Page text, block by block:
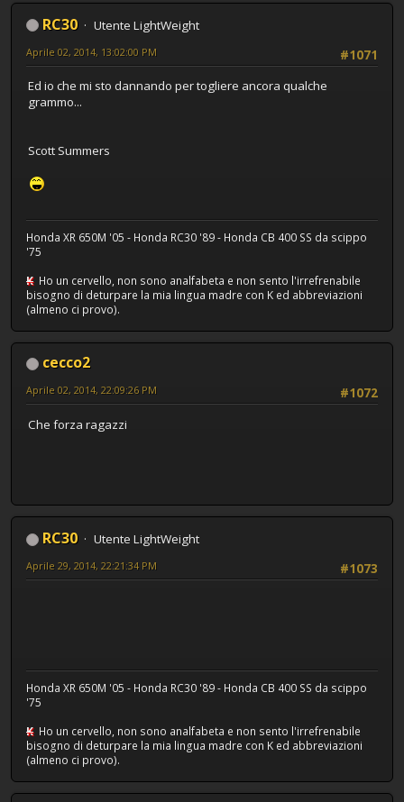
RC30
Utente LightWeight
#1071
Aprile 02, 2014, 13:02:00 PM
Ed io che mi sto dannando per togliere ancora qualche
grammo...
Scott Summers
Honda XR 650M '05 - Honda RC30 '89 - Honda CB 400 SS da scippo
'75
KHo un cervello, non sono analfabeta e non sento l'irrefrenabile
bisogno di deturpare la mia lingua madre con K ed abbreviazioni
(almeno ci provo).
cecco2
#1072
Aprile 02, 2014, 22:09:26 PM
Che forza ragazzi
RC30
Utente LightWeight
#1073
Aprile 29, 2014, 22:21:34 PM
Honda XR 650M '05 - Honda RC30 '89 - Honda CB 400 SS da scippo
'75
KHo un cervello, non sono analfabeta e non sento l'irrefrenabile
bisogno di deturpare la mia lingua madre con K ed abbreviazioni
(almeno ci provo).